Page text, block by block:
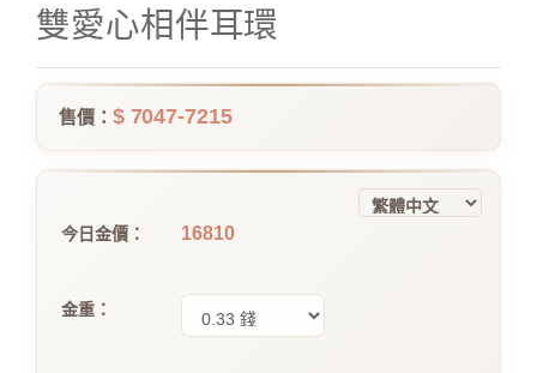
雙愛心相伴耳環
售價： $ 7047-7215
今日金價： 16810
金重：